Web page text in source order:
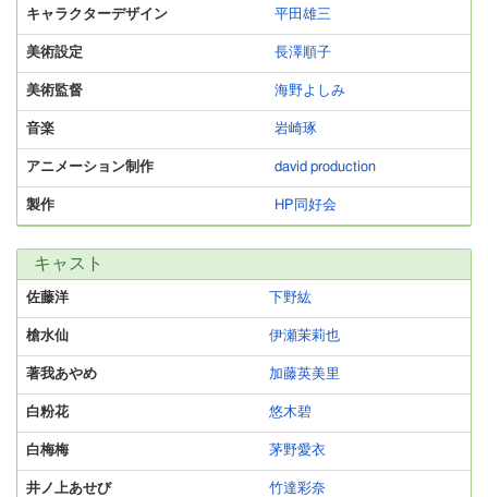
キャラクターデザイン 平田雄三
美術設定 長澤順子
美術監督 海野よしみ
音楽 岩崎琢
アニメーション制作 david production
製作 HP同好会
キャスト
佐藤洋 下野紘
槍水仙 伊瀬茉莉也
著我あやめ 加藤英美里
白粉花 悠木碧
白梅梅 茅野愛衣
井ノ上あせび 竹達彩奈